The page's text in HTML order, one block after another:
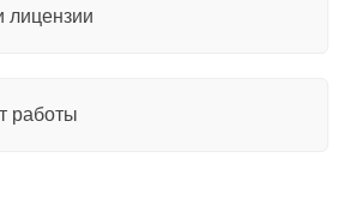
лицензии
работы